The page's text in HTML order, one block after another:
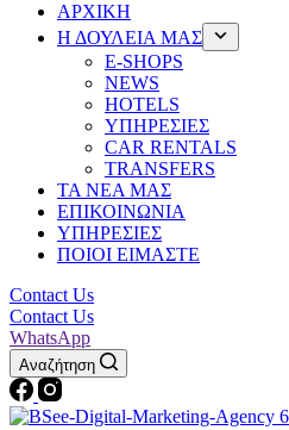
ΑΡΧΙΚΗ
Η ΔΟΥΛΕΙΑ ΜΑΣ
Ε-SHOPS
NEWS
HOTELS
ΥΠΗΡΕΣΙΕΣ
CAR RENTALS
TRANSFERS
ΤΑ ΝΕΑ ΜΑΣ
ΕΠΙΚΟΙΝΩΝΙΑ
ΥΠΗΡΕΣΙΕΣ
ΠΟΙΟΙ ΕΙΜΑΣΤΕ
Contact Us
Contact Us
WhatsApp
Αναζήτηση